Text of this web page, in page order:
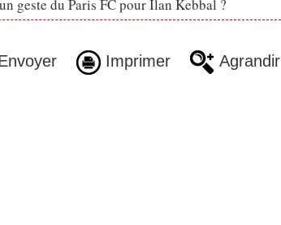
geste du Paris FC pour Ilan Kebbal ?
Imprimer Agrandir